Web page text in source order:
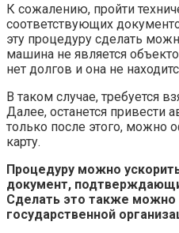
К сожалению, пройти
соответствующих
эту процедуру сделать
машина не является
нет долгов и она не
В таком случае, требуется
Далее, останется привести
только после этого, можно
карту.
Процедуру можно
документ,
Сделать это также можно
государственной